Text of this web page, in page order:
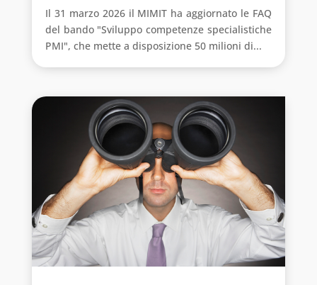
Il 31 marzo 2026 il MIMIT ha aggiornato le FAQ
del bando "Sviluppo competenze specialistiche
PMI", che mette a disposizione 50 milioni di...